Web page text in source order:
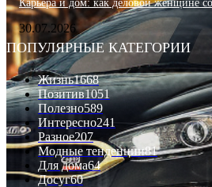
Карьера и дом: как деловой женщине
30.07.2026
ПОПУЛЯРНЫЕ КАТЕГОРИИ
Жизнь1668
Позитив1051
Полезно589
Интересно241
Разное207
Модные тенденции81
Для дома64
Досуг60